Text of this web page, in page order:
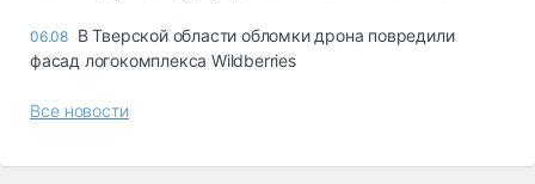
06.08 В Тверской области обломки дрона повредили
фасад логокомплекса Wildberries
Все новости